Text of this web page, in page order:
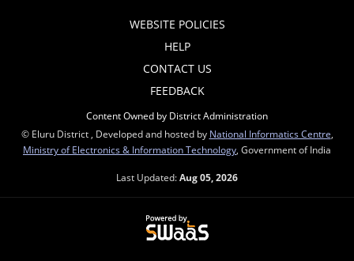
WEBSITE POLICIES
HELP
CONTACT US
FEEDBACK
Content Owned by District Administration
© Eluru District , Developed and hosted by National Informatics Centre
Ministry of Electronics & Information Technology , Government of India
Last Updated:Aug 05, 2026